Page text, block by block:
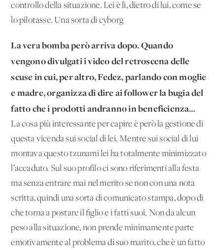
controllo della situazione. Lei è lì, dietro di lui, come se
lo pilotasse. Una sorta di cyborg
La vera bomba però arriva dopo. Quando
vengono divulgati i video del retroscena delle
scuse in cui, per altro, Fedez, parlando con moglie
e madre, organizza di dire ai follower la bugia del
fatto che i prodotti andranno in beneficienza…
La cosa più interessante per capire è però la gestione di
questa vicenda sui social di lei. Mentre sui social di lui
montava questo tzunami lei ha totalmente minimizzato
l’accaduto. Sul suo profilo ci sono riferimenti alla festa
ma senza entrare mai nel merito se non con una nota
scritta, quindi una sorta di comunicato stampa, dopo di
che torna a postare il figlio e i fatti suoi. Non da alcun
peso alla situazione, non prende minimamente parte
emotivamente al problema di suo marito, che è un fatto